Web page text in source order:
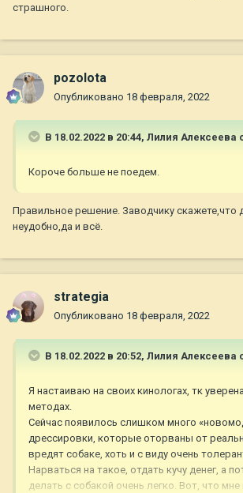
страшного.
pozolota
Опубликовано 18 февраля, 2022
В 18.02.2022 в 20:44, Лилия Алексеева
Короче больше не поедем.
Правильное решение. Заводчику скажете,что
неудобно,да и всё.
strategia
Опубликовано 18 февраля, 2022
В 18.02.2022 в 20:52, Лилия Алексеева
Я настаиваю на своих кинологах, тк
методах.
Сейчас появилось слишком много
дрессировки, которые оторваны от
вредят собаке, хоть и с виду очень
Нарваться на такое, отдать кучу денег, а
делать с собакой очень легко. Вот, что мне